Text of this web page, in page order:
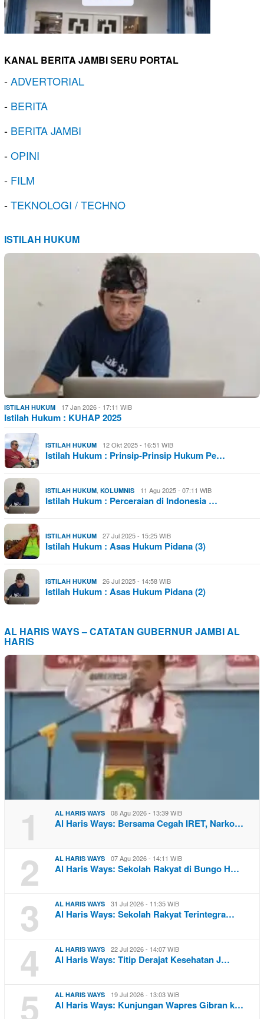
KANAL BERITA JAMBI SERU PORTAL
-ADVERTORIAL
- BERITA
- BERITA JAMBI
-OPINI
- FILM
-TEKNOLOGI / TECHNO
ISTILAH HUKUM
ISTILAH HUKUM 17 Jan 2026 - 17:11 WIB
Istilah Hukum : KUHAP 2025
ISTILAH HUKUM 12 Okt 2025 - 16:51 WIB
Istilah Hukum : Prinsip-Prinsip Hukum Pe…
ISTILAH HUKUM KOLUMNIS 11 Agu 2025 - 07:11 WIB
Istilah Hukum : Perceraian di Indonesia …
ISTILAH HUKUM 27 Jul 2025 - 15:25 WIB
Istilah Hukum : Asas Hukum Pidana (3)
ISTILAH HUKUM 26 Jul 2025 - 14:58 WIB
Istilah Hukum : Asas Hukum Pidana (2)
AL HARIS WAYS – CATATAN GUBERNUR JAMBI AL
HARIS
1 AL HARIS WAYS 08 Agu 2026 - 13:39 WIB
Al Haris Ways: Bersama Cegah IRET, Narko…
2 AL HARIS WAYS 07 Agu 2026 - 14:11 WIB
Al Haris Ways: Sekolah Rakyat di Bungo H…
3 AL HARIS WAYS 31 Jul 2026 - 11:35 WIB
Al Haris Ways: Sekolah Rakyat Terintegra…
4 AL HARIS WAYS 22 Jul 2026 - 14:07 WIB
Al Haris Ways: Titip Derajat Kesehatan J…
5 AL HARIS WAYS 19 Jul 2026 - 13:03 WIB
Al Haris Ways: Kunjungan Wapres Gibran k…